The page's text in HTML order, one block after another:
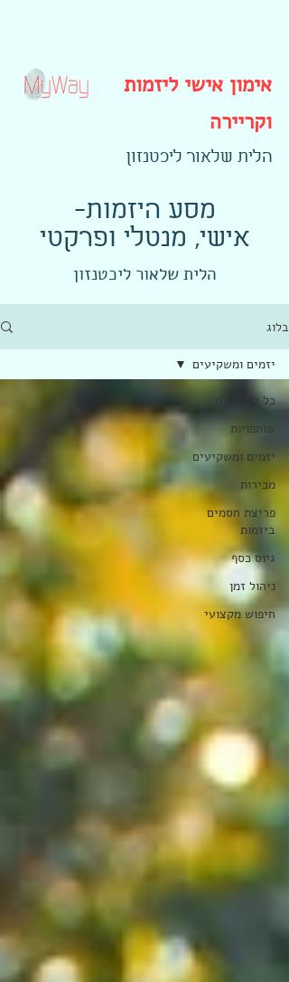
אימון אישי ליזמות
וקריירה
הלית שלאור ליכטנזון
-מסע היזמות
אישי, מנטלי ופרקטי
הלית שלאור ליכטנזון
בלוג
כל הפוסטים
שותפויות
יזמים ומשקיעים
מכירות
פריצת חסמים
ביזמות
גיוס כסף
ניהול זמן
חיפוש מקצועי
יזמים ומשקיעים